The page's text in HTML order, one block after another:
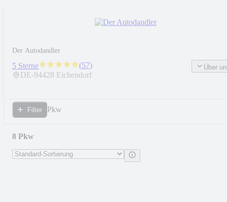
Der Autodandler
5 Sterne (57)
DE-94428 Eichendorf
Über
Filter Pkw
8 Pkw